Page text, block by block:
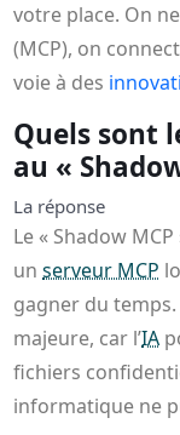
votre place. On
(MCP), on
voie à des
Quels sont
au «
La réponse
Le « Shadow
unserveur MCP
gagner du
majeure, car l’IA
fichiers
informatique ne